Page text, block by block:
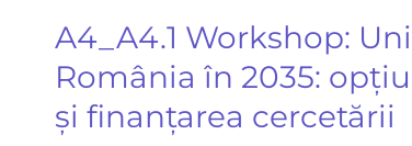
A4_A4.1 Workshop:
România în 2035:
și finanțarea cercetării